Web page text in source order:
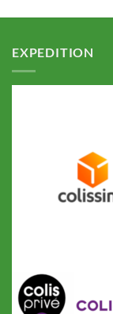
EXPEDITION